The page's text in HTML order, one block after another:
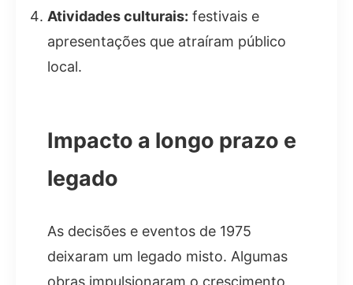
Atividades culturais: festivais e
apresentações que atraíram público
local.
Impacto a longo prazo e
legado
As decisões e eventos de 1975
deixaram um legado misto. Algumas
obras impulsionaram o crescimento